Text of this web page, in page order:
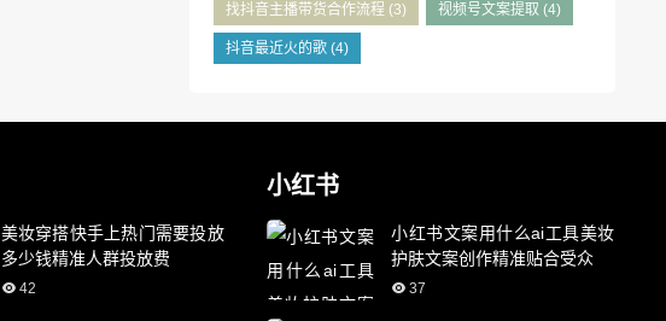
找抖音主播带货合作流程 (3) 视频号文案提取 (4)
抖音最近火的歌(4)
美妆穿搭快手上热门需要投放
多少钱精准人群投放费
42
小红书
小红书文案用什么ai工具美妆
护肤文案创作精准贴合受众
37